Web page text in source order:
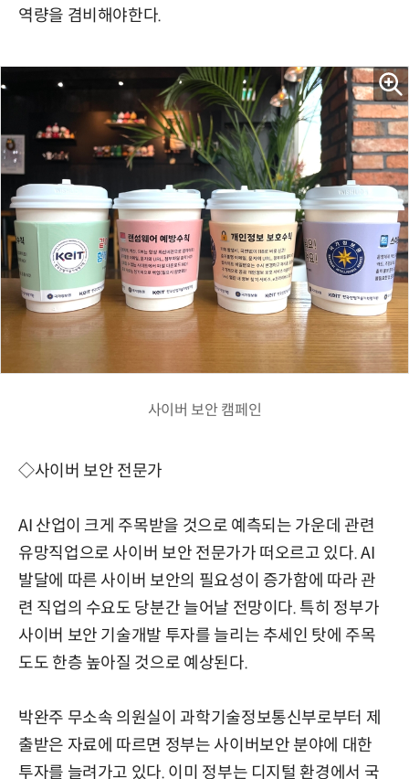
역량을 겸비해야한다.
사이버 보안 캠페인
◇사이버 보안 전문가
AI 산업이 크게 주목받을 것으로 예측되는 가운데 관련
유망직업으로 사이버 보안 전문가가 떠오르고 있다. AI
발달에 따른 사이버 보안의 필요성이 증가함에 따라 관
련 직업의 수요도 당분간 늘어날 전망이다. 특히 정부가
사이버 보안 기술개발 투자를 늘리는 추세인 탓에 주목
도도 한층 높아질 것으로 예상된다.
박완주 무소속 의원실이 과학기술정보통신부로부터 제
출받은 자료에 따르면 정부는 사이버보안 분야에 대한
투자를 늘려가고 있다. 이미 정부는 디지털 환경에서 국